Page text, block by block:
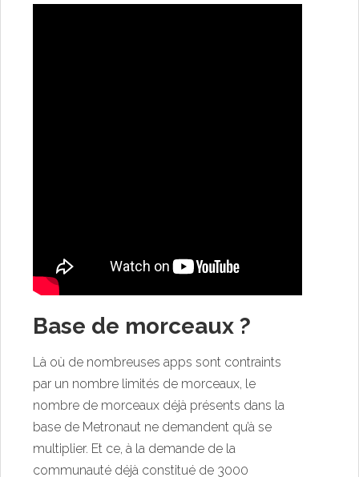
Base de morceaux ?
Là où de nombreuses apps sont contraints
par un nombre limités de morceaux, le
nombre de morceaux déjà présents dans la
base de Metronaut ne demandent qu’à se
multiplier. Et ce, à la demande de la
communauté déjà constitué de 3000